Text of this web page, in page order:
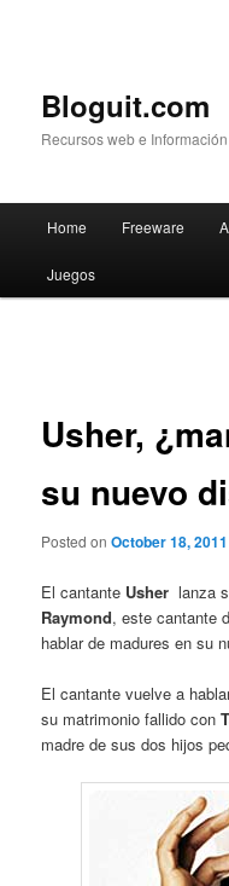
Bloguit.com
Recursos web e Información
Skip
to
Home Freeware
Juegos
Usher,
su nuevo
Posted onOctober 18, 2011
El cantante Usher lanza
Raymond, este cantante
hablar de madures en su
El cantante vuelve a
su matrimonio fallido con
madre de sus dos hijos